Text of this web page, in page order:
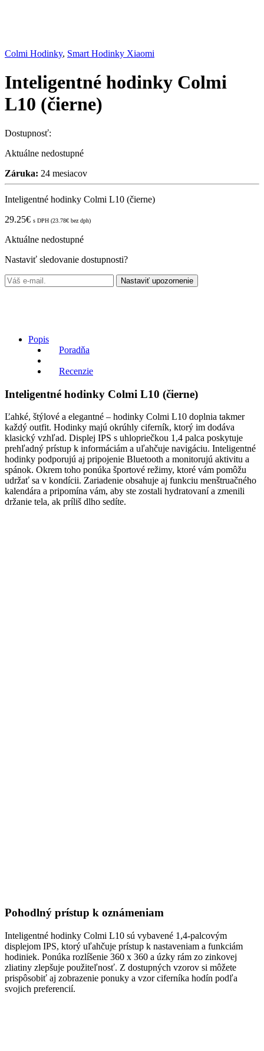
Colmi Hodinky, Smart Hodinky Xiaomi
Inteligentné hodinky Colmi
L10 (čierne)
Dostupnosť:
Aktuálne nedostupné
Záruka: 24 mesiacov
Inteligentné hodinky Colmi L10 (čierne)
29.25€ s DPH (23.78€ bez dph)
Aktuálne nedostupné
Nastaviť sledovanie dostupnosti?
Nastaviť upozornenie
Popis
Poradňa
Recenzie
Inteligentné hodinky Colmi L10 (čierne)
Ľahké, štýlové a elegantné – hodinky Colmi L10 doplnia takmer
každý outfit. Hodinky majú okrúhly ciferník, ktorý im dodáva
klasický vzhľad. Displej IPS s uhlopriečkou 1,4 palca poskytuje
prehľadný prístup k informáciám a uľahčuje navigáciu. Inteligentné
hodinky podporujú aj pripojenie Bluetooth a monitorujú aktivitu a
spánok. Okrem toho ponúka športové režimy, ktoré vám pomôžu
udržať sa v kondícii. Zariadenie obsahuje aj funkciu menštruačného
kalendára a pripomína vám, aby ste zostali hydratovaní a zmenili
držanie tela, ak príliš dlho sedíte.
Pohodlný prístup k oznámeniam
Inteligentné hodinky Colmi L10 sú vybavené 1,4-palcovým
displejom IPS, ktorý uľahčuje prístup k nastaveniam a funkciám
hodiniek. Ponúka rozlíšenie 360 x 360 a úzky rám zo zinkovej
zliatiny zlepšuje použiteľnosť. Z dostupných vzorov si môžete
prispôsobiť aj zobrazenie ponuky a vzor ciferníka hodín podľa
svojich preferencií.